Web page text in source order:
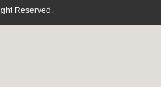
Reserved.